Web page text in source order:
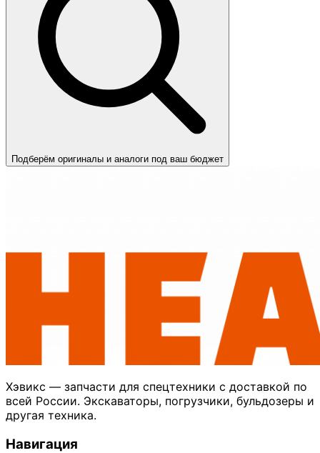
Подберём оригиналы и аналоги под ваш бюджет
Хэвикс — запчасти для спецтехники с доставкой по
всей России. Экскаваторы, погрузчики, бульдозеры и
другая техника.
Навигация